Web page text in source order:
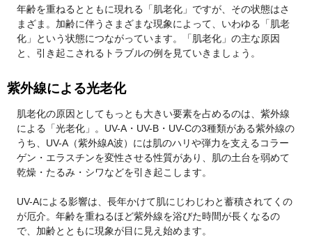
年齢を重ねるとともに現れる「肌老化」ですが、その状態はさ
まざま。加齢に伴うさまざまな現象によって、いわゆる「肌老
化」という状態につながっています。「肌老化」の主な原因
と、引き起こされるトラブルの例を見ていきましょう。
紫外線による光老化
肌老化の原因としてもっとも大きい要素を占めるのは、紫外線
による「光老化」。UV-A・UV-B・UV-Cの3種類がある紫外線の
うち、UV-A（紫外線A波）には肌のハリや弾力を支えるコラー
ゲン・エラスチンを変性させる性質があり、肌の土台を弱めて
乾燥・たるみ・シワなどを引き起こします。
UV-Aによる影響は、長年かけて肌にじわじわと蓄積されてくの
が厄介。年齢を重ねるほど紫外線を浴びた時間が長くなるの
で、加齢とともに現象が目に見え始めます。